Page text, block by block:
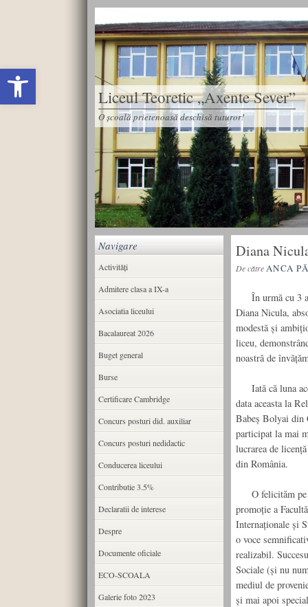
Deschide bara de unelte
Liceul Teoretic „Axente Sever”
O școală prietenoasă deschisă tuturor!
Diana
De cătreANCA
În urmă cu 3
Diana Nicula,
modestă și
liceu,
noastră de
Iată că luna
data aceasta la
Babeș Bolyai din
participat la mai
lucrarea de
din România.
O felicităm pe
promoție a
Internaționale și
o voce
realizabil.
Sociale (și nu
mediul de
și mai apoi
Navigare
Activități
Admitere clasa a IX-a
Asociatia liceului
Bacalaureat 2026
Buget general
Burse
Certificare Cambridge
Concurs posturi did. auxiliar
Concurs posturi nedidactic
Conducerea liceului
Contributie 3.5%
Declaratii de interese
Despre
Documente oficiale
ECO-SCOALA
Galerie foto 2023